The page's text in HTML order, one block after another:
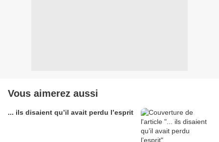
Vous aimerez aussi
... ils disaient qu’il avait perdu l’esprit